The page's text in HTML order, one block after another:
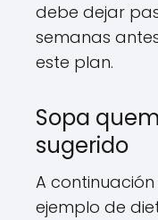
debe dejar
semanas
este plan.
Sopa
sugerido
A
ejemplo de